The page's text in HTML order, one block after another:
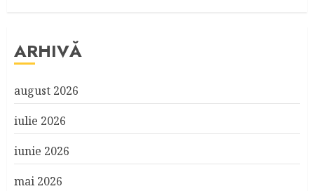
ARHIVĂ
august 2026
iulie 2026
iunie 2026
mai 2026